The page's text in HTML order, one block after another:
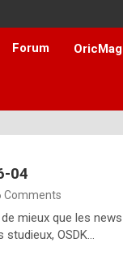
Forum OricMag
04
Comments
mieux que les news
studieux, OSDK…